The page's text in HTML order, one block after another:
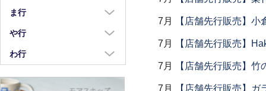
7月 【店舗先行販売】
7月 【店舗先行販売】
7月 【店舗先行販売】竹
7月 【店舗先行販売】ガ
荒川真吾
荒賀文成
有馬和博
河上智美
川合孝知
川辺忠
重田良古
島田まるみ
瀧田操
田中あい
中尾万作
中川紀夫
中町いずみ
中村一也
橋村大作
長谷川由香
畑中篤
花岡隆
花田オリジナル
ま行
前田麻美
正木春蔵
松浦コータロー
や行
八木橋昇
わ行